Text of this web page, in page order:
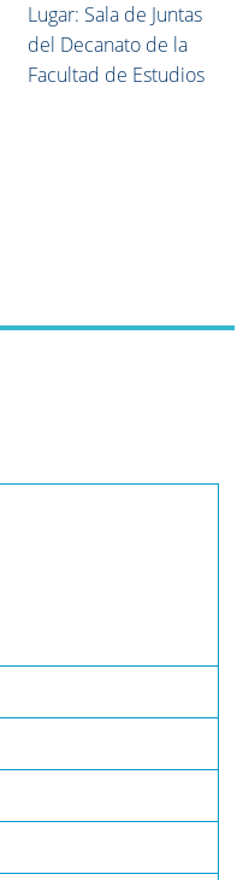
Lugar: Sala de Juntas
del Decanato de la
Facultad de Estudios